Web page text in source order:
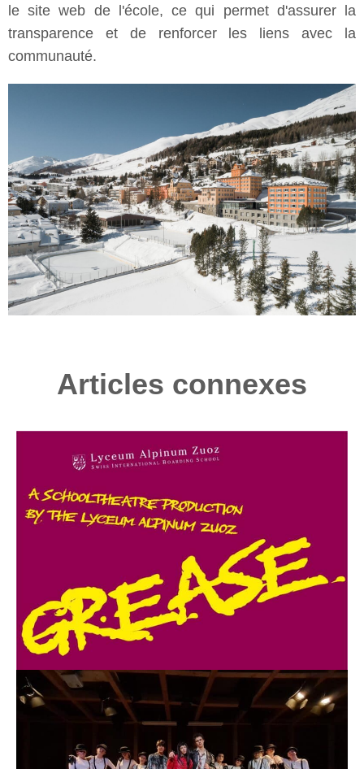
le site web de l'école, ce qui permet d'assurer la
transparence et de renforcer les liens avec la
communauté.
Articles connexes